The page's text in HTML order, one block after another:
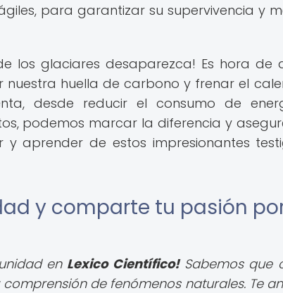
para garantizar su supervivencia y
los glaciares desaparezca! Es hora de
huella de carbono y frenar el
desde reducir el consumo de
podemos marcar la diferencia y
y aprender de estos impresionantes
y comparte tu pasión
en Lexico Científico!Sabemos que
de fenómenos naturales. Te